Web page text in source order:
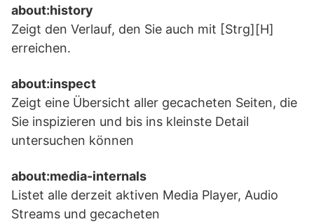
about:history
Zeigt den Verlauf, den Sie auch mit [Strg][H]
erreichen.
about:inspect
Zeigt eine Übersicht aller gecacheten Seiten, die
Sie inspizieren und bis ins kleinste Detail
untersuchen können
about:media-internals
Listet alle derzeit aktiven Media Player, Audio
Streams und gecacheten